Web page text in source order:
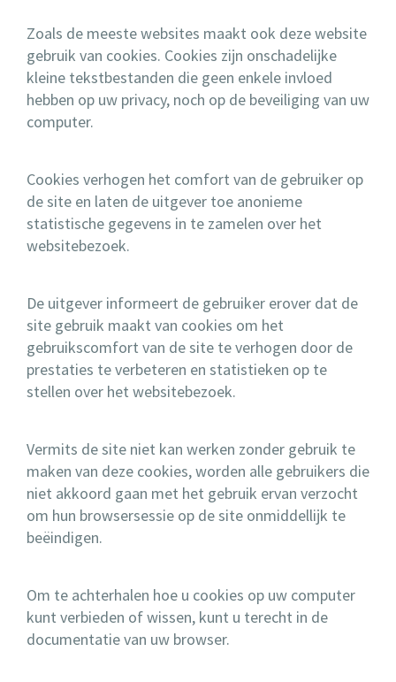
Zoals de meeste websites maakt ook deze website
gebruik van cookies. Cookies zijn onschadelijke
kleine tekstbestanden die geen enkele invloed
hebben op uw privacy, noch op de beveiliging van uw
computer.
Cookies verhogen het comfort van de gebruiker op
de site en laten de uitgever toe anonieme
statistische gegevens in te zamelen over het
websitebezoek.
De uitgever informeert de gebruiker erover dat de
site gebruik maakt van cookies om het
gebruikscomfort van de site te verhogen door de
prestaties te verbeteren en statistieken op te
stellen over het websitebezoek.
Vermits de site niet kan werken zonder gebruik te
maken van deze cookies, worden alle gebruikers die
niet akkoord gaan met het gebruik ervan verzocht
om hun browsersessie op de site onmiddellijk te
beëindigen.
Om te achterhalen hoe u cookies op uw computer
kunt verbieden of wissen, kunt u terecht in de
documentatie van uw browser.